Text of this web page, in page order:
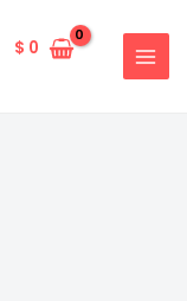
$ 0
MAIN